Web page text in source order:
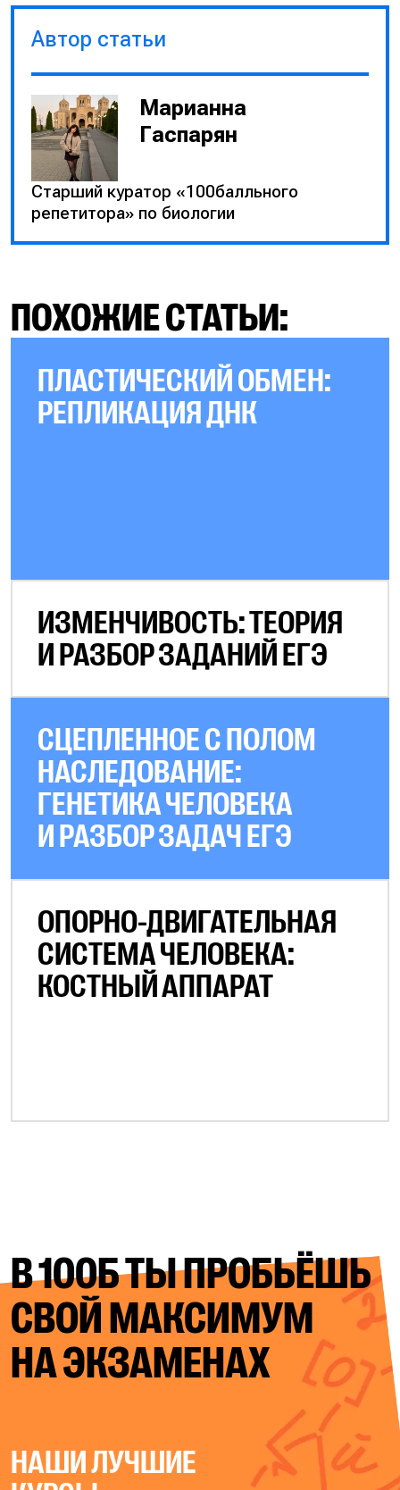
Автор статьи
Марианна
Гаспарян
Старший куратор «100балльного
репетитора» по биологии
ПОХОЖИЕ СТАТЬИ:
ПЛАСТИЧЕСКИЙ ОБМЕН:
РЕПЛИКАЦИЯ ДНК
ИЗМЕНЧИВОСТЬ: ТЕОРИЯ
И РАЗБОР ЗАДАНИЙ ЕГЭ
СЦЕПЛЕННОЕ С ПОЛОМ
НАСЛЕДОВАНИЕ:
ГЕНЕТИКА ЧЕЛОВЕКА
И РАЗБОР ЗАДАЧ ЕГЭ
ОПОРНО-ДВИГАТЕЛЬНАЯ
СИСТЕМА ЧЕЛОВЕКА:
КОСТНЫЙ АППАРАТ
В 100Б ТЫ ПРОБЬЁШЬ
СВОЙМАКСИМУМ
НА ЭКЗАМЕНАХ
НАШИ ЛУЧШИЕ